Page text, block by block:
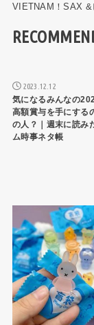
VIETNAM！SAX &
2023.12.12
気になるみんなの
高額賞与を手にする
の人？｜週末に読み
ム時事ネタ帳